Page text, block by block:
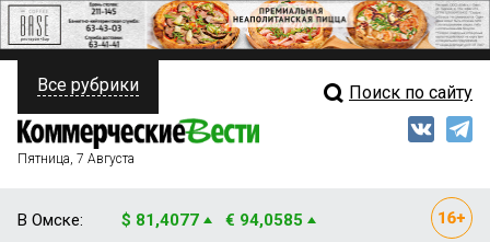
ПОЛИТИКА
ФИНАНСЫ
Свежий выпуск
Все рубрики Поиск по сайту
Пятница, 7 Августа
В Омске: $ 81,4077 € 94,0585